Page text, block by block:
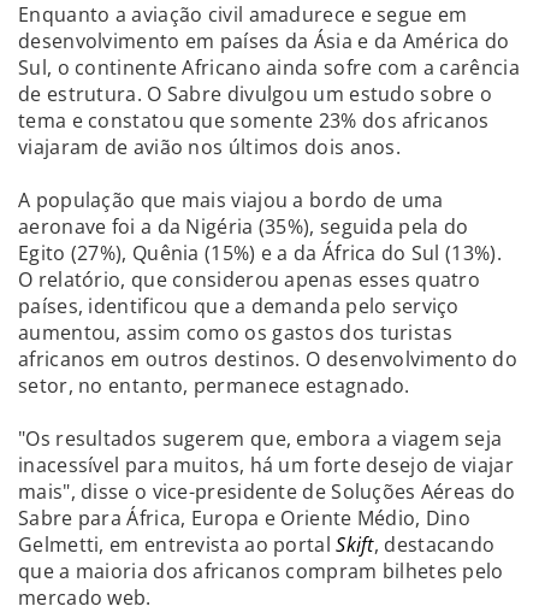
Enquanto a aviação civil amadurece e segue em
desenvolvimento em países da Ásia e da América do
Sul, o continente Africano ainda sofre com a carência
de estrutura. O Sabre divulgou um estudo sobre o
tema e constatou que somente 23% dos africanos
viajaram de avião nos últimos dois anos.
A população que mais viajou a bordo de uma
aeronave foi a da Nigéria (35%), seguida pela do
Egito (27%), Quênia (15%) e a da África do Sul (13%).
O relatório, que considerou apenas esses quatro
países, identificou que a demanda pelo serviço
aumentou, assim como os gastos dos turistas
africanos em outros destinos. O desenvolvimento do
setor, no entanto, permanece estagnado.
"Os resultados sugerem que, embora a viagem seja
inacessível para muitos, há um forte desejo de viajar
mais", disse o vice-presidente de Soluções Aéreas do
Sabre para África, Europa e Oriente Médio, Dino
Gelmetti, em entrevista ao portalSkift, destacando
que a maioria dos africanos compram bilhetes pelo
mercado web.